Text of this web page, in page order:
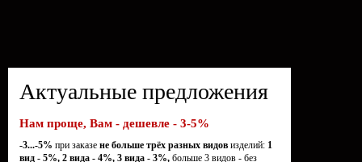
Актуальные предложения
Нам проще, Вам - дешевле - 3-5%
-3...-5% при заказе не больше трёх разных видов изделий: 1
вид - 5%, 2 вида - 4%, 3 вида - 3%, больше 3 видов - без